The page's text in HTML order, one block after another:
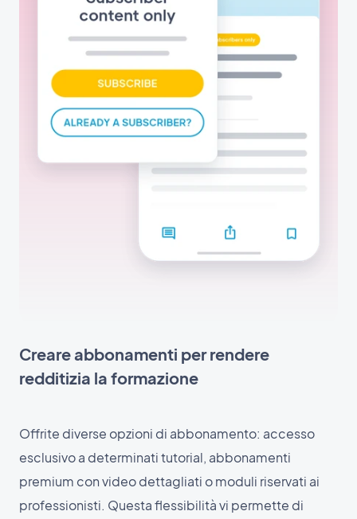
Creare abbonamenti per rendere
redditizia la formazione
Offrite diverse opzioni di abbonamento: accesso
esclusivo a determinati tutorial, abbonamenti
premium con video dettagliati o moduli riservati ai
professionisti. Questa flessibilità vi permette di